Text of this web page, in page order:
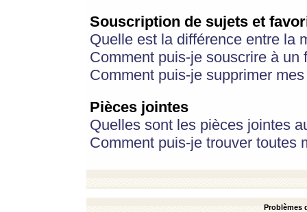
Souscription de sujets et
Quelle est la différence entre la
Comment puis-je souscrire à
Comment puis-je supprimer
Pièces jointes
Quelles sont les pièces jointes
Comment puis-je trouver toutes
Problèmes